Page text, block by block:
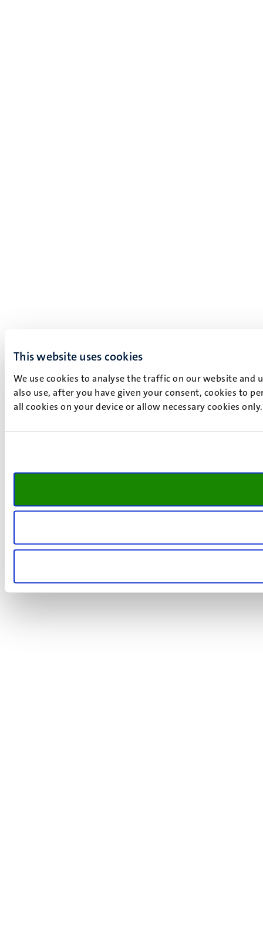
This website uses cookies
We use cookies to analyse the traffic on our website and
also use, after you have given your consent, cookies to
all cookies on your device or allow necessary cookies